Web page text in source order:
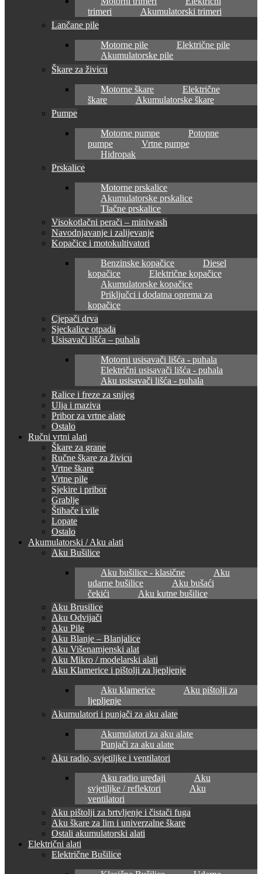
trimeri
Akumulatorski trimeri
Lančane pile
Motorne pile
Električne pile
Akumulatorske pile
Škare za živicu
Motorne škare
Električne
škare
Akumulatorske škare
Pumpe
Motorne pumpe
Potopne
pumpe
Vrtne pumpe
Hidropak
Prskalice
Motorne prskalice
Akumulatorske prskalice
Tlačne prskalice
Visokotlačni perači – miniwash
Navodnjavanje i zalijevanje
Kopačice i motokultivatori
Benzinske kopačice
Diesel
kopačice
Električne kopačice
Akumulatorske kopačice
Priključci i dodatna oprema za
kopačice
Cjepači drva
Sjeckalice otpada
Usisavači lišća – puhala
Motorni usisavači lišća - puhala
Električni usisavači lišća - puhala
Aku usisavači lišća - puhala
Ralice i freze za snijeg
Ulja i maziva
Pribor za vrtne alate
Ostalo
Ručni vrtni alati
Škare za grane
Ručne škare za živicu
Vrtne škare
Vrtne pile
Sjekire i pribor
Grablje
Štihače i vile
Lopate
Ostalo
Akumulatorski / Aku alati
Aku Bušilice
Aku bušilice - klasične
Aku
udarne bušilice
Aku bušaći
čekići
Aku kutne bušilice
Aku Brusilice
Aku Odvijači
Aku Pile
Aku Blanje – Blanjalice
Aku Višenamjenski alat
Aku Mikro / modelarski alati
Aku Klamerice i pištolji za ljepljenje
Aku klamerice
Aku pištolji za
ljepljenje
Akumulatori i punjači za aku alate
Akumulatori za aku alate
Punjači za aku alate
Aku radio, svjetiljke i ventilatori
Aku radio uređaji
Aku
svjetiljke / reflektori
Aku
ventilatori
Aku pištolji za brtvljenje i čistači fuga
Aku škare za lim i univerzalne škare
Ostali akumulatorski alati
Električni alati
Električne Bušilice